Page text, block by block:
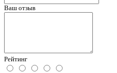
Ваш отзыв
Рейтинг